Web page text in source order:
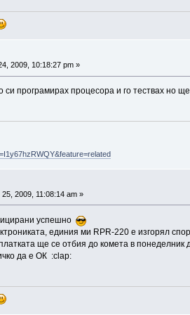
2009, 10:18:27 pm »
си програмирах процесора и го тествах но
2009, 11:08:14 am »
успешно
единия ми RPR-220 е изгорял
ще се отбия до комета в понеделник
да е ОК :clap: